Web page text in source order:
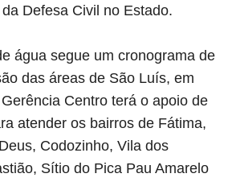
Defesa Civil no Estado.
água segue um cronograma de
das áreas de São Luís, em
Centro terá o apoio de
atender os bairros de Fátima,
Codozinho, Vila dos
Sítio do Pica Pau Amarelo